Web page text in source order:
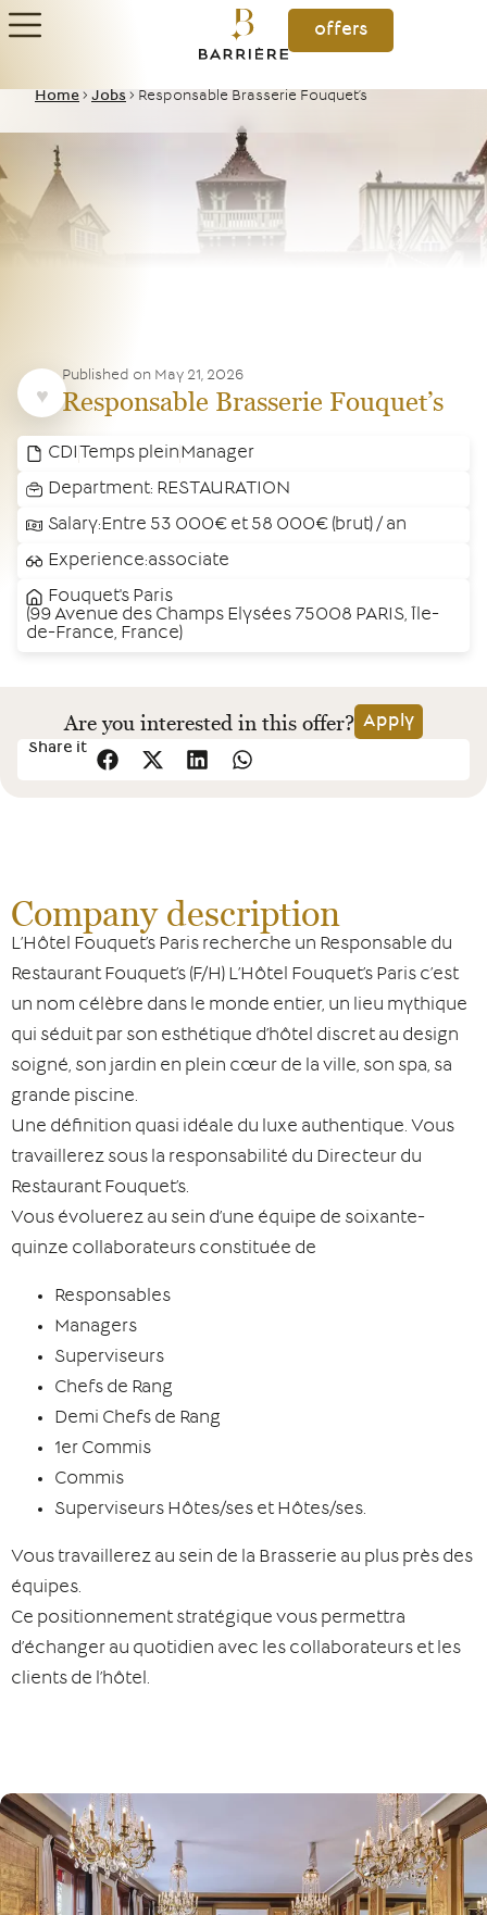
offers
Home > Jobs > Responsable Brasserie Fouquet’s
Published on May 21, 2026
Responsable Brasserie Fouquet’s
CDI Temps pleinManager
Department: RESTAURATION
Salary:Entre 53 000€ et 58 000€ (brut) / an
Experience:associate
Fouquet's Paris
(99 Avenue des Champs Elysées 75008 PARIS, Île-
de-France, France)
Are you interested in this offer? Apply
Share it
Company description
L’Hôtel Fouquet’s Paris recherche un Responsable du
Restaurant Fouquet’s (F/H) L’Hôtel Fouquet’s Paris c’est
un nom célèbre dans le monde entier, un lieu mythique
qui séduit par son esthétique d’hôtel discret au design
soigné, son jardin en plein cœur de la ville, son spa, sa
grande piscine.
Une définition quasi idéale du luxe authentique. Vous
travaillerez sous la responsabilité du Directeur du
Restaurant Fouquet’s.
Vous évoluerez au sein d’une équipe de soixante-
quinze collaborateurs constituée de
Responsables
Managers
Superviseurs
Chefs de Rang
Demi Chefs de Rang
1er Commis
Commis
Superviseurs Hôtes/ses et Hôtes/ses.
Vous travaillerez au sein de la Brasserie au plus près des
équipes.
Ce positionnement stratégique vous permettra
d’échanger au quotidien avec les collaborateurs et les
clients de l’hôtel.